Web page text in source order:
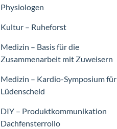
Physiologen
Kultur – Ruheforst
Medizin – Basis für die
Zusammenarbeit mit Zuweisern
Medizin – Kardio-Symposium für
Lüdenscheid
DIY – Produktkommunikation
Dachfensterrollo